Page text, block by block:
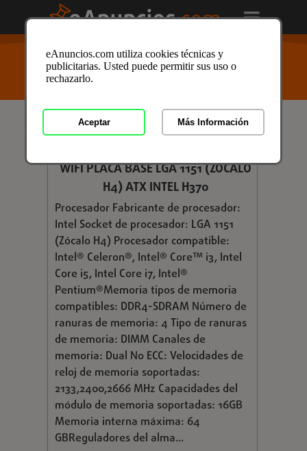
USTED ESTÁ AQUÍ>Anuncios clasificados
Informatica/Componentes/Placas Base/Placas
Base en Asturias/ Anuncio ID: 3226503
€ 169,23
WIFI PLACA BASE LGA 1151 (ZÓCALO
H4) ATX INTEL H370
Procesador Fabricante de procesador:
Intel Socket de procesador: LGA 1151
(Zócalo H4) Procesador compatible:
Intel® Celeron®, Intel® Core™ i3, Intel
Core i5, Intel Core i7, Intel®
Pentium®Memoria tipos de memoria
compatibles: DDR4-SDRAM Número de
ranuras de memoria: 4 Tipo de ranuras
de memoria: DIMM Canales de
memoria: Dual No ECC: Velocidades de
reloj de memoria soportadas:
2133,2400,2666 MHz Capacidades del
módulo de memoria soportadas: 16GB
Memoria interna máxima: 64
GBReguladores del alma...
eAnuncios.com utiliza cookies técnicas y
publicitarias. Usted puede permitir sus uso o
rechazarlo.
Aceptar Más Información